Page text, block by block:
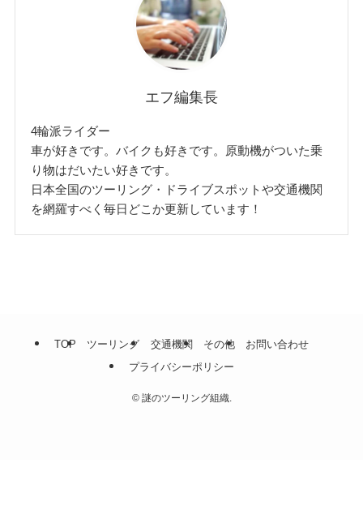
エフ編集長
4輪派ライダー
車が好きです。バイクも好きです。原動機がついた乗
り物はだいたい好きです。
日本全国のツーリング・ドライブスポットや交通機関
を網羅すべく毎日どこか更新しています！
TOP ツーリング 交通機関 その他
お問い合わせ
プライバシーポリシー
©謎のツーリング組織.